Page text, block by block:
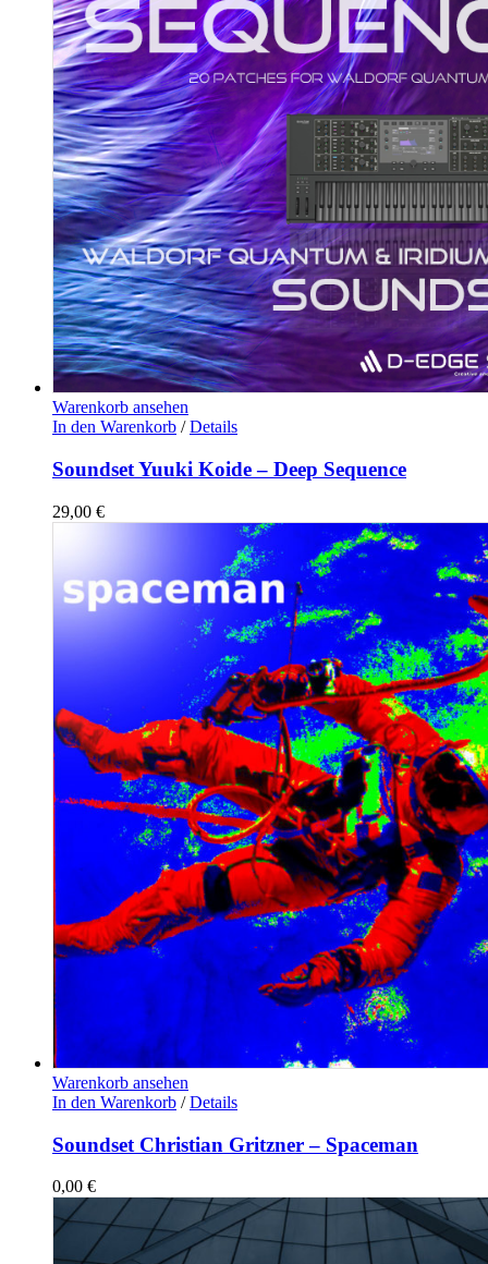
Warenkorb ansehen
In den Warenkorb / Details
Soundset Yuuki Koide – Deep Sequence
29,00 €
Warenkorb ansehen
In den Warenkorb / Details
Soundset Christian Gritzner – Spaceman
0,00 €